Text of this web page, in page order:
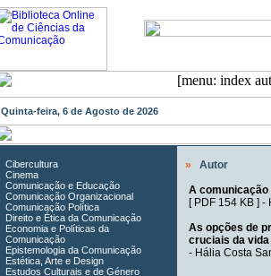
Quinta-feira, 6 de Agosto de 2026
Cibercultura
Cinema
Comunicação e Educação
Comunicação Organizacional
Comunicação Política
Direito e Ética da Comunicação
Economia e Políticas da
Comunicação
Epistemologia da Comunicação
Estética, Arte e Design
Estudos Culturais e de Género
»
Autor
A comunicação
[ PDF 154 KB] -
As opções de
cruciais da
- Hália Costa